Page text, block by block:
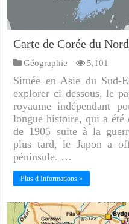
Carte de Corée du Nord
Géographie 5,101
Située en Asie du Sud-
explorer ci dessous, le
royaume indépendant
longue histoire, qui a été
de 1905 suite à la
plus tard, le Japon a
péninsule. …
Plus d Informations »